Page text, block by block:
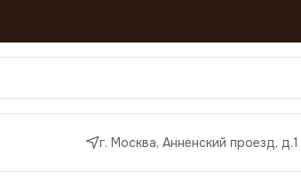
г. Москва, Анненский проезд,